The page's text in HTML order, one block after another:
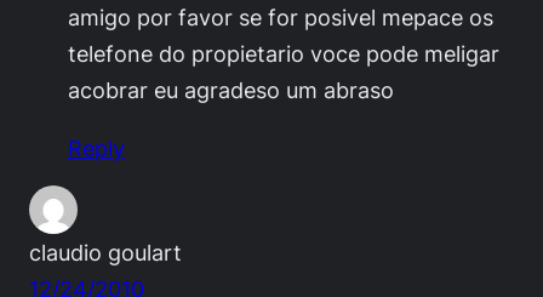
amigo por favor se for posivel mepace os
telefone do propietario voce pode meligar
acobrar eu agradeso um abraso
Reply
claudio goulart
12/24/2010